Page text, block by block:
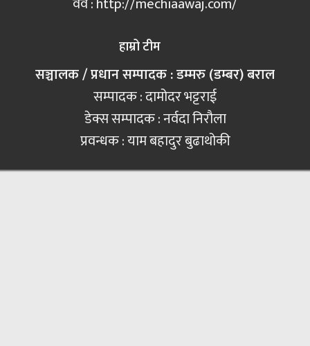
हाम्रो टीम
सञ्चालक / प्रधान सम्पादक : डम्मरु (डम्बर) बराल
सम्पादक : दामोदर भट्टराई
डेक्स सम्पादक : नर्वदा निरौला
प्रवन्धक : याम बहादुर बुढाथोकी